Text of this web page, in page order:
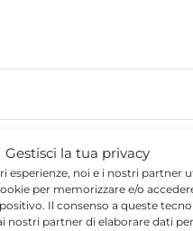
Gestisci la tua privacy
esperienze, noi e i nostri partner
per memorizzare e/o
Il consenso a queste
nostri partner di elaborare dati